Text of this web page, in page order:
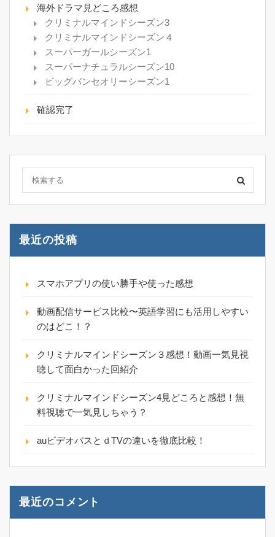
海外ドラマ見どころ感想
クリミナルマインドシーズン3
クリミナルマインドシーズン４
スーパーガールシーズン1
スーパーナチュラルシーズン10
ビッグバンセオリーシーズン1
確認完了
最近の投稿
スマホアプリの使い勝手や使った感想
動画配信サービス比較〜英語学習にも活用しやすい
のはどこ！？
クリミナルマインドシーズン３感想！動画一気見視
聴して面白かった回紹介
クリミナルマインドシーズン4見どころと感想！無
料視聴で一気見しちゃう？
auビデオパスとｄTVの違いを徹底比較！
最近のコメント